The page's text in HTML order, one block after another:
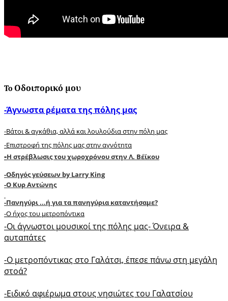
To Οδοιπορικό μου
-Άγνωστα ρέματα της πόλης μας
-Βάτοι & αγκάθια, αλλά και λουλούδια στην πόλη μας
-Επιστροφή της πόλης μας στην αγνότητα
-Η στρέβλωσις του χωροχρόνου στην Λ. Βέϊκου
-Oδηγός γεύσεων by Larry King
-O Κυρ Αντώνης
-Πανηγύρι ...ή για τα πανηγύρια καταντήσαμε?
-O ήχος του μετροπόντικα
-Oι άγνωστοι μουσικοί της πόλης μας- Όνειρα &
αυταπάτες
-O μετροπόντικας στο Γαλάτσι, έπεσε πάνω στη μεγάλη
στοά?
-Ειδικό αφιέρωμα στους νησιώτες του Γαλατσίου